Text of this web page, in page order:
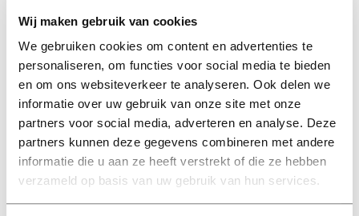
Wij maken gebruik van cookies
We gebruiken cookies om content en advertenties te
personaliseren, om functies voor social media te bieden
en om ons websiteverkeer te analyseren. Ook delen we
informatie over uw gebruik van onze site met onze
partners voor social media, adverteren en analyse. Deze
partners kunnen deze gegevens combineren met andere
informatie die u aan ze heeft verstrekt of die ze hebben
verzameld op basis van uw gebruik van hun services.
Lees ook
Interview
Marion Koopmans over online
bedreigingen en desinformatie:
‘Wetenschappers, kom die
ivoren toren uit’
Achtergrond